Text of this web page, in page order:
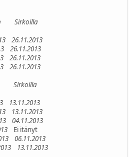
Sirkoilla
26.11.2013
26.11.2013
26.11.2013
26.11.2013
Sirkoilla
13.11.2013
13.11.2013
04.11.2013
Ei itänyt
06.11.2013
13.11.2013